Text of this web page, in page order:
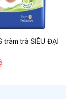
tràm trà SIÊU ĐẠI